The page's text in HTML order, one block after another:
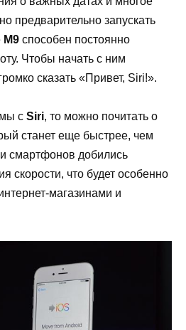
предварительно запускать
M9 способен постоянно
Чтобы начать с ним
сказать «Привет, Siri!».
с Siri, то можно почитать о
станет еще быстрее, чем
смартфонов добились
скорости, что будет особенно
магазинами и